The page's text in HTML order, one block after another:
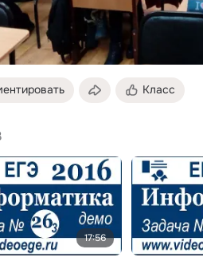
Класс
17:56